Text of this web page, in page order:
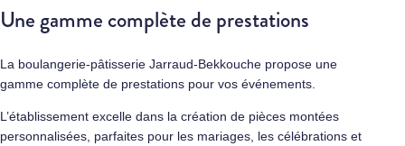
Une gamme complète de prestations
La boulangerie-pâtisserie Jarraud-Bekkouche propose une
gamme complète de prestations pour vos événements.
L’établissement excelle dans la création de pièces montées
personnalisées, parfaites pour les mariages, les célébrations et